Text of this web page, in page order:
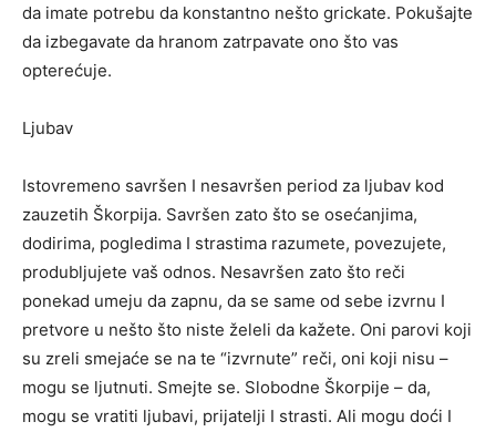
da imate potrebu da konstantno nešto grickate. Pokušajte
da izbegavate da hranom zatrpavate ono što vas
opterećuje.
Ljubav
Istovremeno savršen I nesavršen period za ljubav kod
zauzetih Škorpija. Savršen zato što se osećanjima,
dodirima, pogledima I strastima razumete, povezujete,
produbljujete vaš odnos. Nesavršen zato što reči
ponekad umeju da zapnu, da se same od sebe izvrnu I
pretvore u nešto što niste želeli da kažete. Oni parovi koji
su zreli smejaće se na te “izvrnute” reči, oni koji nisu –
mogu se ljutnuti. Smejte se. Slobodne Škorpije – da,
mogu se vratiti ljubavi, prijatelji I strasti. Ali mogu doći I